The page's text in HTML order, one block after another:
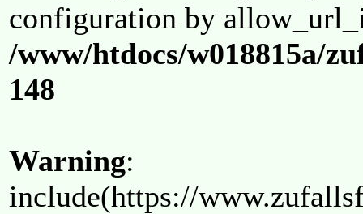
configuration by
/www/htdocs/w018815a/
148
Warning:
include(https://